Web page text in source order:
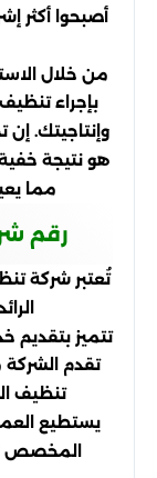
أصبحوا أكثر
من خلال
بإجراء
وإنتاجيتك.
هو نتيجة
مما
رقم
تُعتبر شركة
تتميز بتقديم
تقدم
تنظيف
يستطيع
المخصص